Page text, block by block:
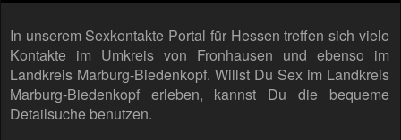
In unserem Sexkontakte Portal für Hessen treffen sich viele
Kontakte im Umkreis von Fronhausen und ebenso im
Landkreis Marburg-Biedenkopf. Willst Du Sex im Landkreis
Marburg-Biedenkopf erleben, kannst Du die bequeme
Detailsuche benutzen.